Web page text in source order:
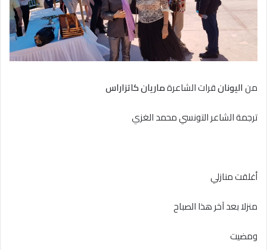
مناليونانقرات الشاعرةماريان كاتزاراس
ترجمة الشاعر التونسي محمد الغزي
أغلقت منازلي
منزلا بعد آخر هذا الصباح
ومضيت